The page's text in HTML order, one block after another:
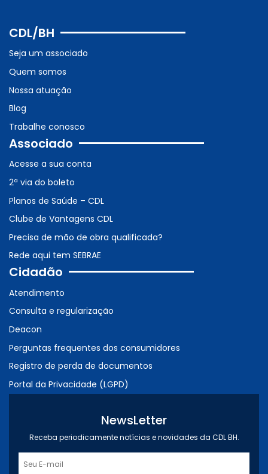
CDL/BH
Seja um associado
Quem somos
Nossa atuação
Blog
Trabalhe conosco
Associado
Acesse a sua conta
2ª via do boleto
Planos de Saúde – CDL
Clube de Vantagens CDL
Precisa de mão de obra qualificada?
Rede aqui tem SEBRAE
Cidadão
Atendimento
Consulta e regularização
Deacon
Perguntas frequentes dos consumidores
Registro de perda de documentos
Portal da Privacidade (LGPD)
NewsLetter
Receba periodicamente notícias e novidades da CDL BH.